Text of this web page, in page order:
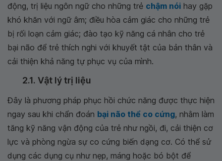
động, trị liệu ngôn ngữ cho những trẻ chậm nói hay gặp
khó khăn với ngữ âm; điều hòa cảm giác cho những trẻ
bị rối loạn cảm giác; đào tạo kỹ năng cá nhân cho trẻ
bại não để trẻ thích nghi với khuyết tật của bản thân và
cải thiện khả năng tự phục vụ của mình.
2.1. Vật lý trị liệu
Đây là phương pháp phục hồi chức năng được thực hiện
ngay sau khi chẩn đoán bại não thể co cứng, nhằm làm
tăng kỹ năng vận động của trẻ như ngồi, đi, cải thiện cơ
lực và phòng ngừa sự co cứng biến dạng cơ. Có thể sử
dụng các dụng cụ như nẹp, máng hoặc bó bột để